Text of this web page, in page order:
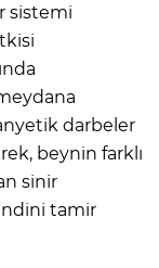
sistemi
darbeler
beynin farklı
sinir
tamir